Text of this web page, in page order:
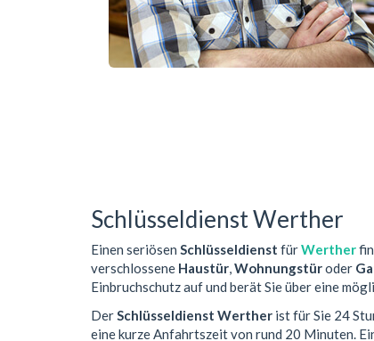
Schlüsseldienst Werther
Einen seriösen Schlüsseldienst fürWerther
verschlossene Haustür,Wohnungstüroder
Einbruchschutz auf und berät Sie über eine
DerSchlüsseldienst Werther ist für Sie 24
eine kurze Anfahrtszeit von rund 20 Minuten.